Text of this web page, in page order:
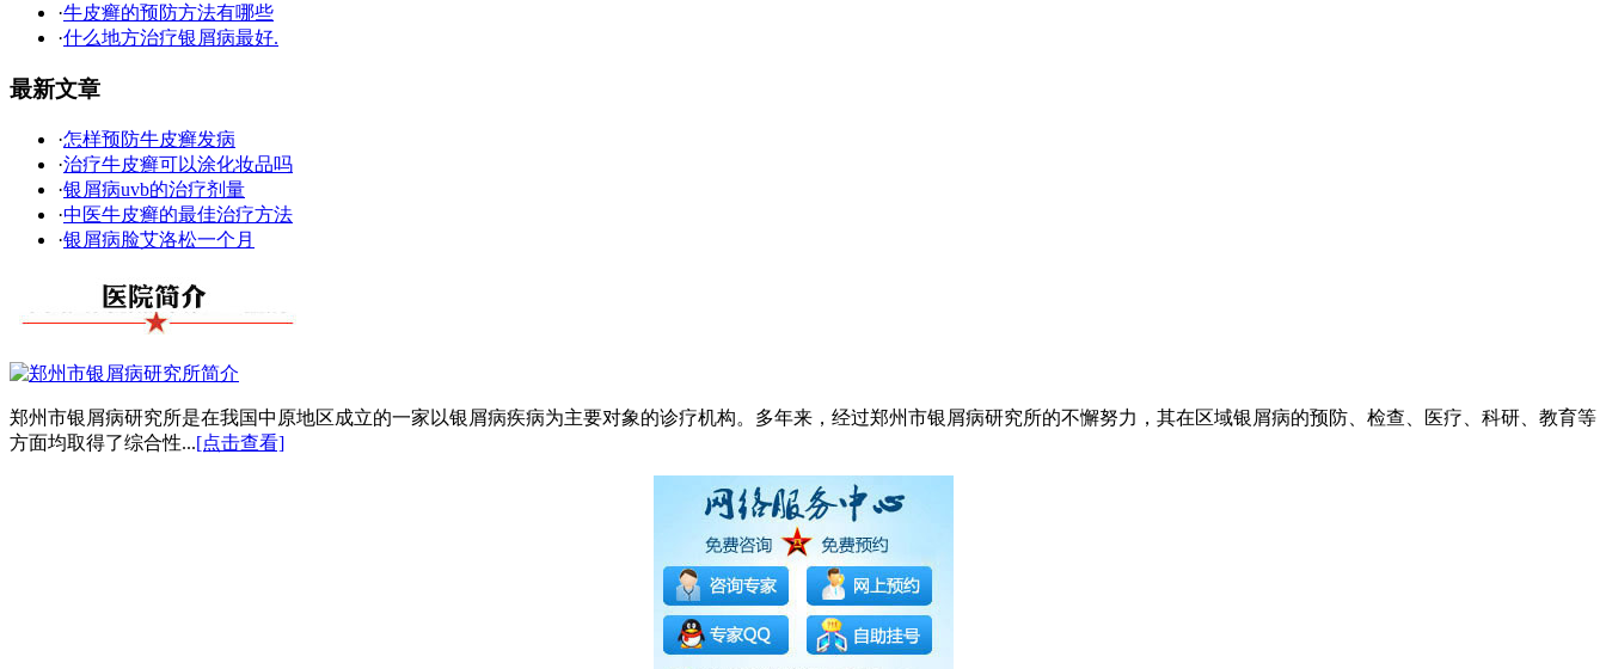
·牛皮癣的预防方法有哪些
·什么地方治疗银屑病最好.
最新文章
·怎样预防牛皮癣发病
·治疗牛皮癣可以涂化妆品吗
·银屑病uvb的治疗剂量
·中医牛皮癣的最佳治疗方法
·银屑病脸艾洛松一个月
郑州市银屑病研究所是在我国中原地区成立的一家以银屑病疾病为主要对象的诊疗机构。多年来，经过郑州市银屑病研究所的不懈努力，其在区域银屑病的预防、检查、医疗、科研、教育等
方面均取得了综合性...[点击查看]